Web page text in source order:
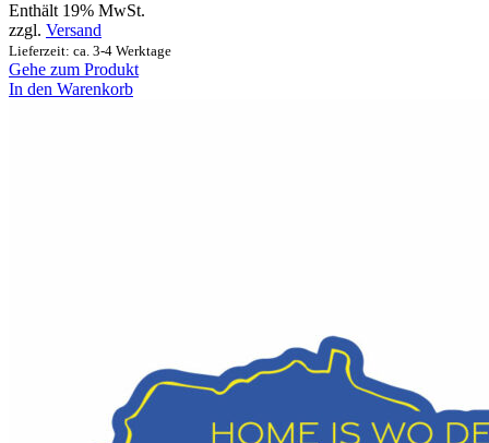
Enthält 19% MwSt.
zzgl. Versand
Lieferzeit: ca. 3-4 Werktage
Gehe zum Produkt
In den Warenkorb